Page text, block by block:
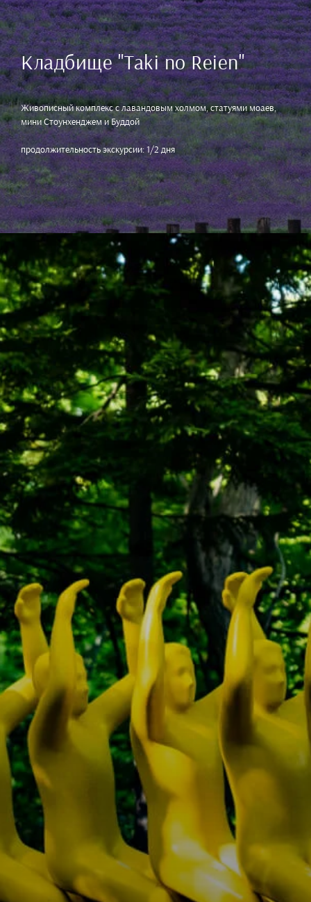
Кладбище "Taki no Reien"
Живописный комплекс с лавандовым холмом, статуями моаев,
мини Стоунхенджем и Буддой
продолжительность экскурсии: 1/2 дня